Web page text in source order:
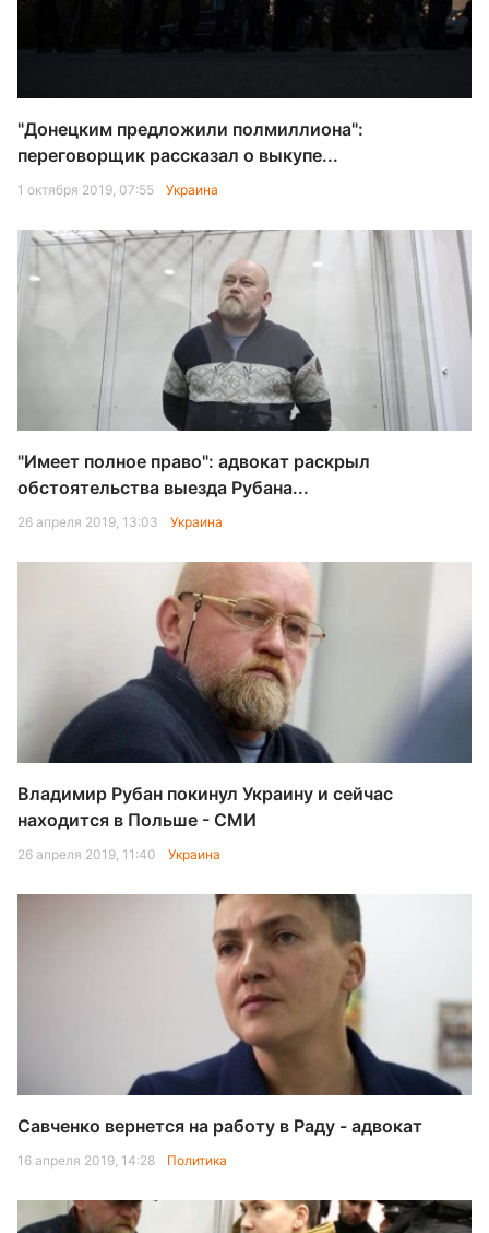
"Донецким предложили полмиллиона":
переговорщик рассказал о выкупе...
1 октября 2019, 07:55 Украина
"Имеет полное право": адвокат раскрыл
обстоятельства выезда Рубана...
26 апреля 2019, 13:03 Украина
Владимир Рубан покинул Украину и сейчас
находится в Польше - СМИ
26 апреля 2019, 11:40 Украина
Савченко вернется на работу в Раду - адвокат
16 апреля 2019, 14:28 Политика